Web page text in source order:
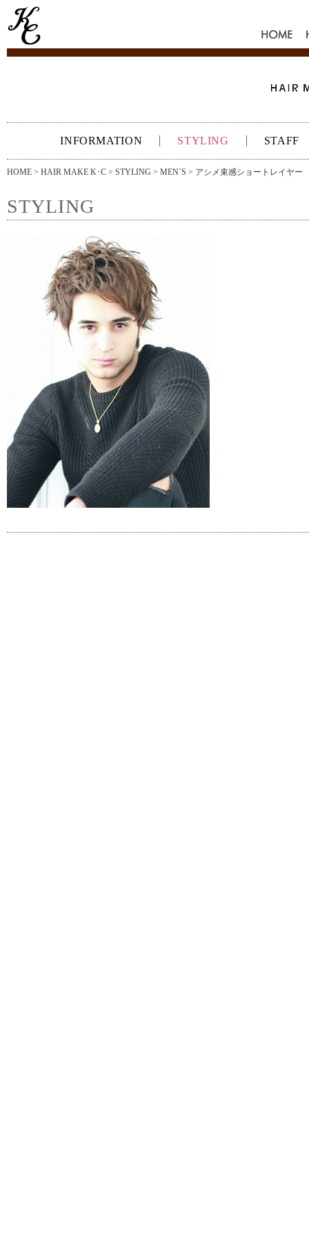
HOME
INFORMATION STYLING STAFF
HOME > HAIR MAKE K･C > STYLING > MEN`S > アシメ束感ショートレイヤー
STYLING